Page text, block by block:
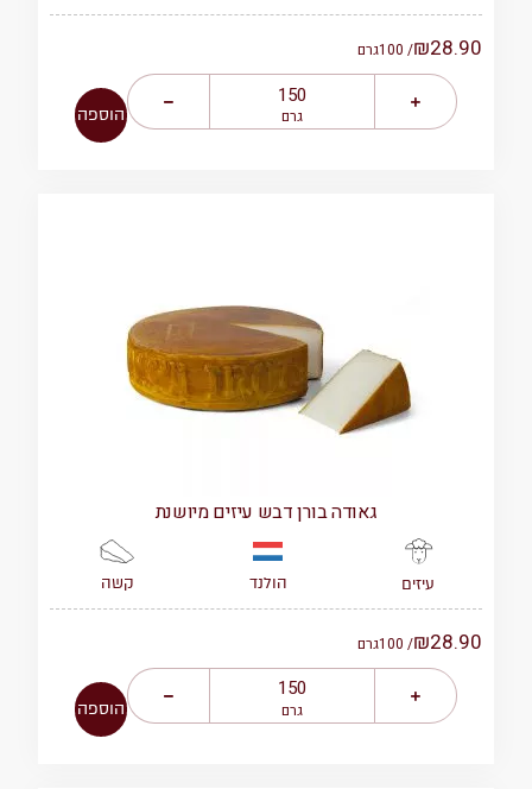
₪28.90
/ 100 גרם
גרם הוספה
גאודה בורן דבש עיזים מיושנת
עיזים הולנד קשה
₪28.90
/ 100 גרם
גרם הוספה